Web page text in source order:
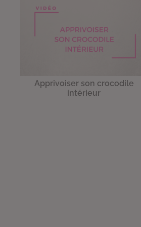
Apprivoiser son crocodile
intérieur